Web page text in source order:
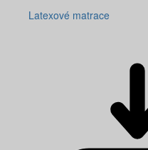
Latexové matrace